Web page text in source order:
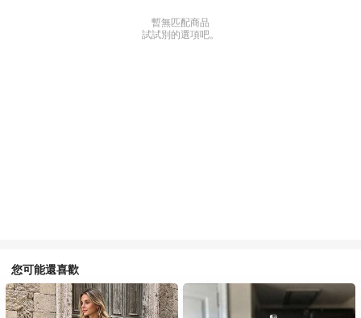
暫無匹配商品
試試別的選項吧。
您可能還喜歡